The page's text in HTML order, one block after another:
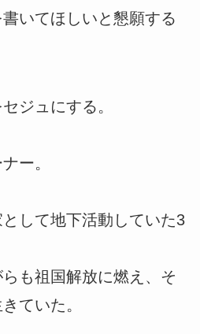
いてほしいと懇願する
ジュにする。
ー。
して地下活動していた3
も祖国解放に燃え、そ
ていた。